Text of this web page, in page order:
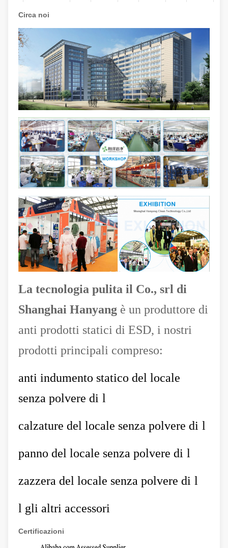
Circa noi
La tecnologia pulita il Co., srl di
Shanghai Hanyang è un produttore di
anti prodotti statici di ESD, i nostri
prodotti principali compreso:
anti indumento statico del locale
senza polvere di l
calzature del locale senza polvere di l
panno del locale senza polvere di l
zazzera del locale senza polvere di l
l gli altri accessori
Certificazioni